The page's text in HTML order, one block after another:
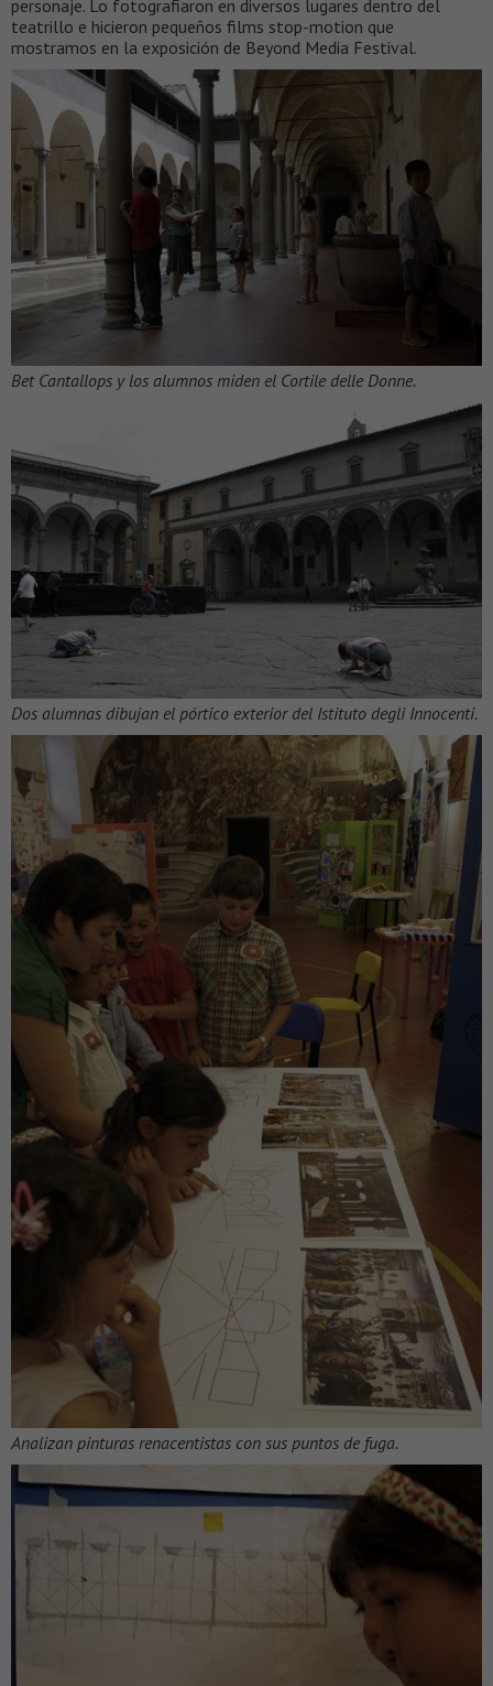
personaje. Lo fotografiaron en diversos lugares dentro del
teatrillo e hicieron pequeños films stop-motion que
mostramos en la exposición de Beyond Media Festival.
Bet Cantallops y los alumnos miden el Cortile delle Donne.
Dos alumnas dibujan el pórtico exterior del Istituto degli Innocenti.
Analizan pinturas renacentistas con sus puntos de fuga.